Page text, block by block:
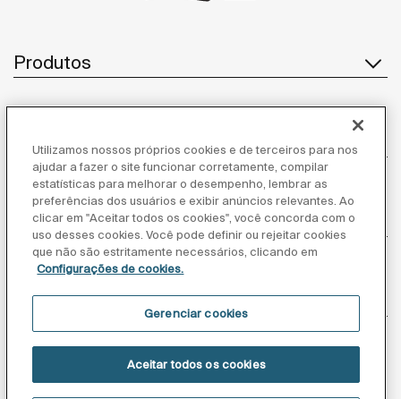
Produtos
Atendimento ao cliente
Sobre nós
Inspiração
Siga-nos
Utilizamos nossos próprios cookies e de terceiros para nos
ajudar a fazer o site funcionar corretamente, compilar
estatísticas para melhorar o desempenho, lembrar as
preferências dos usuários e exibir anúncios relevantes. Ao
clicar em "Aceitar todos os cookies", você concorda com o
uso desses cookies. Você pode definir ou rejeitar cookies
que não são estritamente necessários, clicando em
Configurações de cookies.
Gerenciar cookies
Aceitar todos os cookies